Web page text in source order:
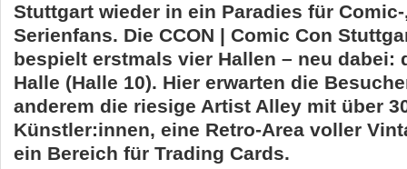
Stuttgart wieder in ein Paradies für
Serienfans. Die CCON | Comic Con
bespielt erstmals vier Hallen – neu dabei:
Halle (Halle 10). Hier erwarten die
anderem die riesige Artist Alley mit über
Künstler:innen, eine Retro-Area voller
ein Bereich für Trading Cards.